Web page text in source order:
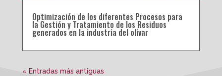
Optimización de los diferentes Procesos para
la Gestión y Tratamiento de los Residuos
generados en la industria del olivar
« Entradas más antiguas